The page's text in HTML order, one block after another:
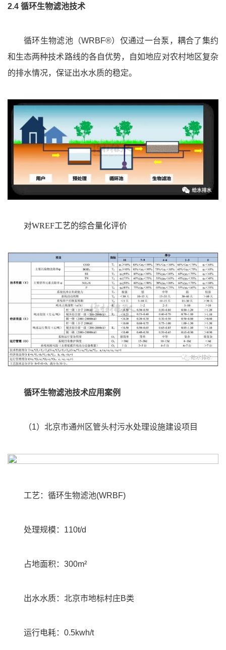
2.4 循环生物滤池技术
循环生物滤池（WRBF®）仅通过一台泵，耦合了集约
和生态两种技术路线的各自优势，自如地应对农村地区复杂
的排水情况，保证出水水质的稳定。
对WREF工艺的综合量化评价
循环生物滤池技术应用案例
（1）北京市通州区管头村污水处理设施建设项目
工艺：循环生物滤池(WRBF)
处理规模：110t/d
占地面积：300m²
出水水质：北京市地标村庄B类
运行电耗：0.5kwh/t